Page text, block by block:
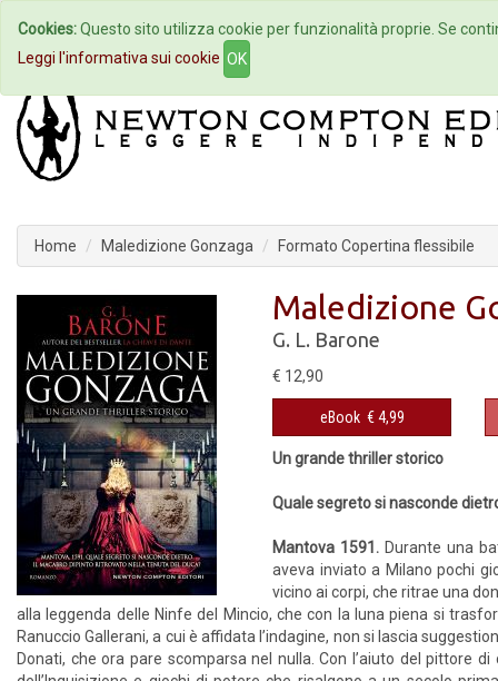
Home Autori Eventi
Home Maledizione Gonzaga Formato Copertina flessibile
Maledizione
G. L. Barone
€ 12,90
eBook € 4,99
Un grande thriller storico
Quale segreto si nasconde
Mantova 1591. Durante una
aveva inviato a Milano pochi
vicino ai corpi, che ritrae una
alla leggenda delle Ninfe del Mincio, che con la luna piena si
Ranuccio Gallerani, a cui è affidata l’indagine, non si lascia
Donati, che ora pare scomparsa nel nulla. Con l’aiuto del pittore
Cookies:Questo sito utilizza cookie per funzionalità proprie. Se
Leggi l'informativa sui cookie OK